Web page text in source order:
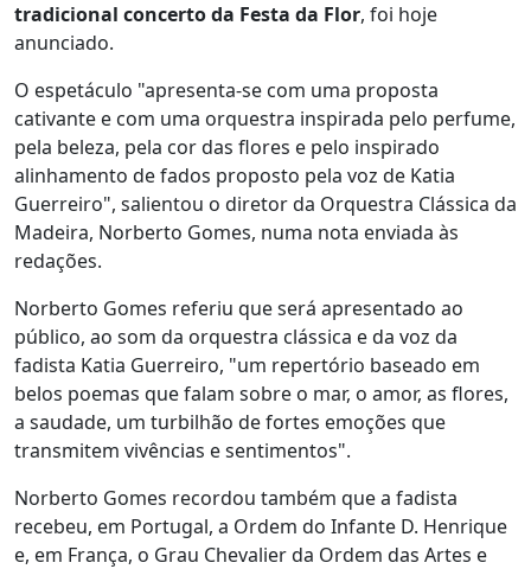
tradicional concerto da Festa da Flor, foi hoje
anunciado.
O espetáculo "apresenta-se com uma proposta
cativante e com uma orquestra inspirada pelo perfume,
pela beleza, pela cor das flores e pelo inspirado
alinhamento de fados proposto pela voz de Katia
Guerreiro", salientou o diretor da Orquestra Clássica da
Madeira, Norberto Gomes, numa nota enviada às
redações.
Norberto Gomes referiu que será apresentado ao
público, ao som da orquestra clássica e da voz da
fadista Katia Guerreiro, "um repertório baseado em
belos poemas que falam sobre o mar, o amor, as flores,
a saudade, um turbilhão de fortes emoções que
transmitem vivências e sentimentos".
Norberto Gomes recordou também que a fadista
recebeu, em Portugal, a Ordem do Infante D. Henrique
e, em França, o Grau Chevalier da Ordem das Artes e